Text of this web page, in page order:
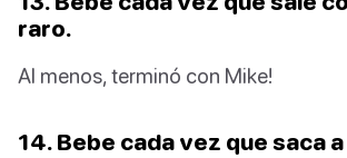
raro.
Al menos, terminó con Mike!
14. Bebe cada vez que saca